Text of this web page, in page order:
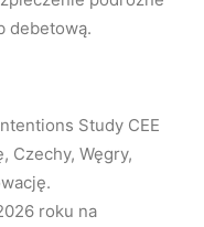
debetową.
Study CEE
Czechy, Węgry,
roku na